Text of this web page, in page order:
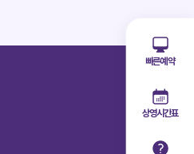
빠른예약
상영시간표